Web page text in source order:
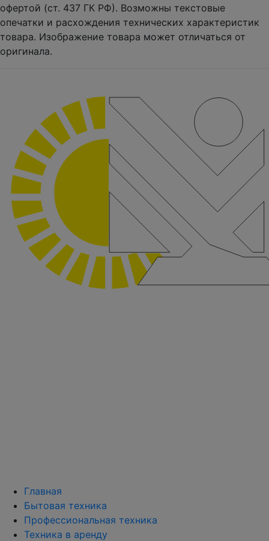
офертой (ст. 437 ГК РФ). Возможны текстовые
опечатки и расхождения технических характеристик
товара. Изображение товара может отличаться от
оригинала.
Главная
Бытовая техника
Профессиональная техника
Техника в аренду